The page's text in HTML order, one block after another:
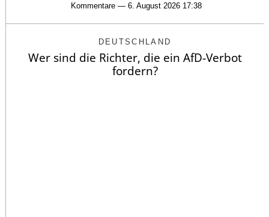
Kommentare — 6. August 2026 17:38
DEUTSCHLAND
Wer sind die Richter, die ein AfD-Verbot
fordern?